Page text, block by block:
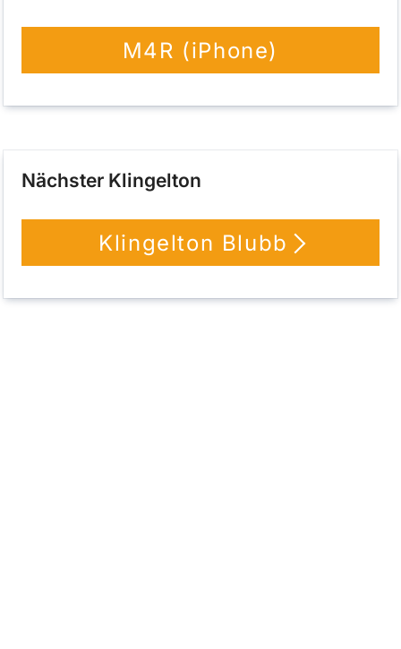
M4R (iPhone)
Nächster Klingelton
Klingelton Blubb